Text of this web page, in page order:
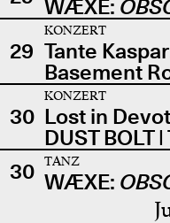
WÆXE:
29
KONZERT
Tante
Basement
30
KONZERT
Lost in
DUST BOLT
30
TANZ
WÆXE: